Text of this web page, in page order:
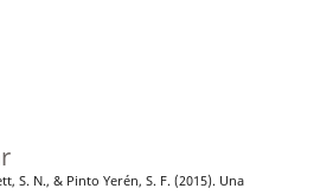
S. N., & Pinto Yerén, S. F. (2015). Una